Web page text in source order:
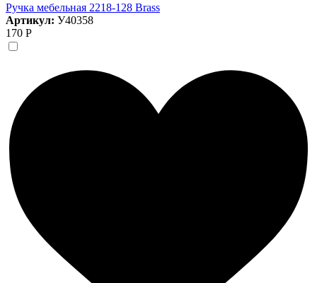
Ручка мебельная 2218-128 Brass
Артикул: У40358
170 Р